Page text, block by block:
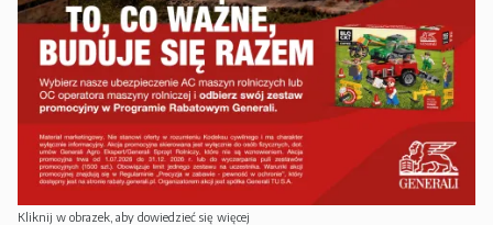
Kliknij w obrazek, aby dowiedzieć się więcej